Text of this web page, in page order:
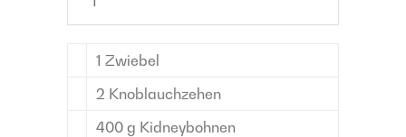
1 Zwiebel
2 Knoblauchzehen
400 g Kidneybohnen